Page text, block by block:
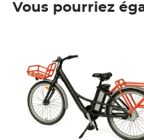
Vous pourriez